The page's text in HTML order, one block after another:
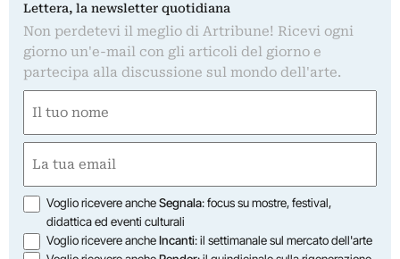
Lettera, la newsletter quotidiana
Non perdetevi il meglio di Artribune! Ricevi ogni
giorno un'e-mail con gli articoli del giorno e
partecipa alla discussione sul mondo dell'arte.
(Required)
(Required)
Opzioni
Voglio ricevere ancheSegnala: focus su mostre, festival,
didattica ed eventi culturali
Voglio ricevere ancheIncanti: il settimanale sul mercato dell'arte